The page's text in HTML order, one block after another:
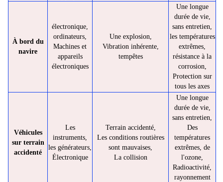
À bord du
navire
électronique,
ordinateurs,
Machines et
appareils
électroniques
Une explosion,
Vibration inhérente,
tempêtes
Une longue
durée de vie,
sans entretien,
les températures
extrêmes,
résistance à la
corrosion,
Protection sur
tous les axes
Véhicules
sur terrain
accidenté
Les
instruments,
les générateurs,
Électronique
Terrain accidenté,
Les conditions routières
sont mauvaises,
La collision
Une longue
durée de vie,
sans entretien,
Des
températures
extrêmes, de
l'ozone,
Radioactivité,
rayonnement